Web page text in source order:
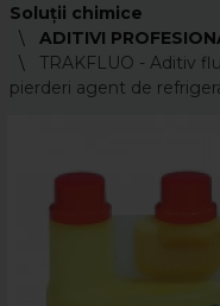
Soluții chimice
ADITIVI
TRAKFLUO - Aditiv
pierderi agent de